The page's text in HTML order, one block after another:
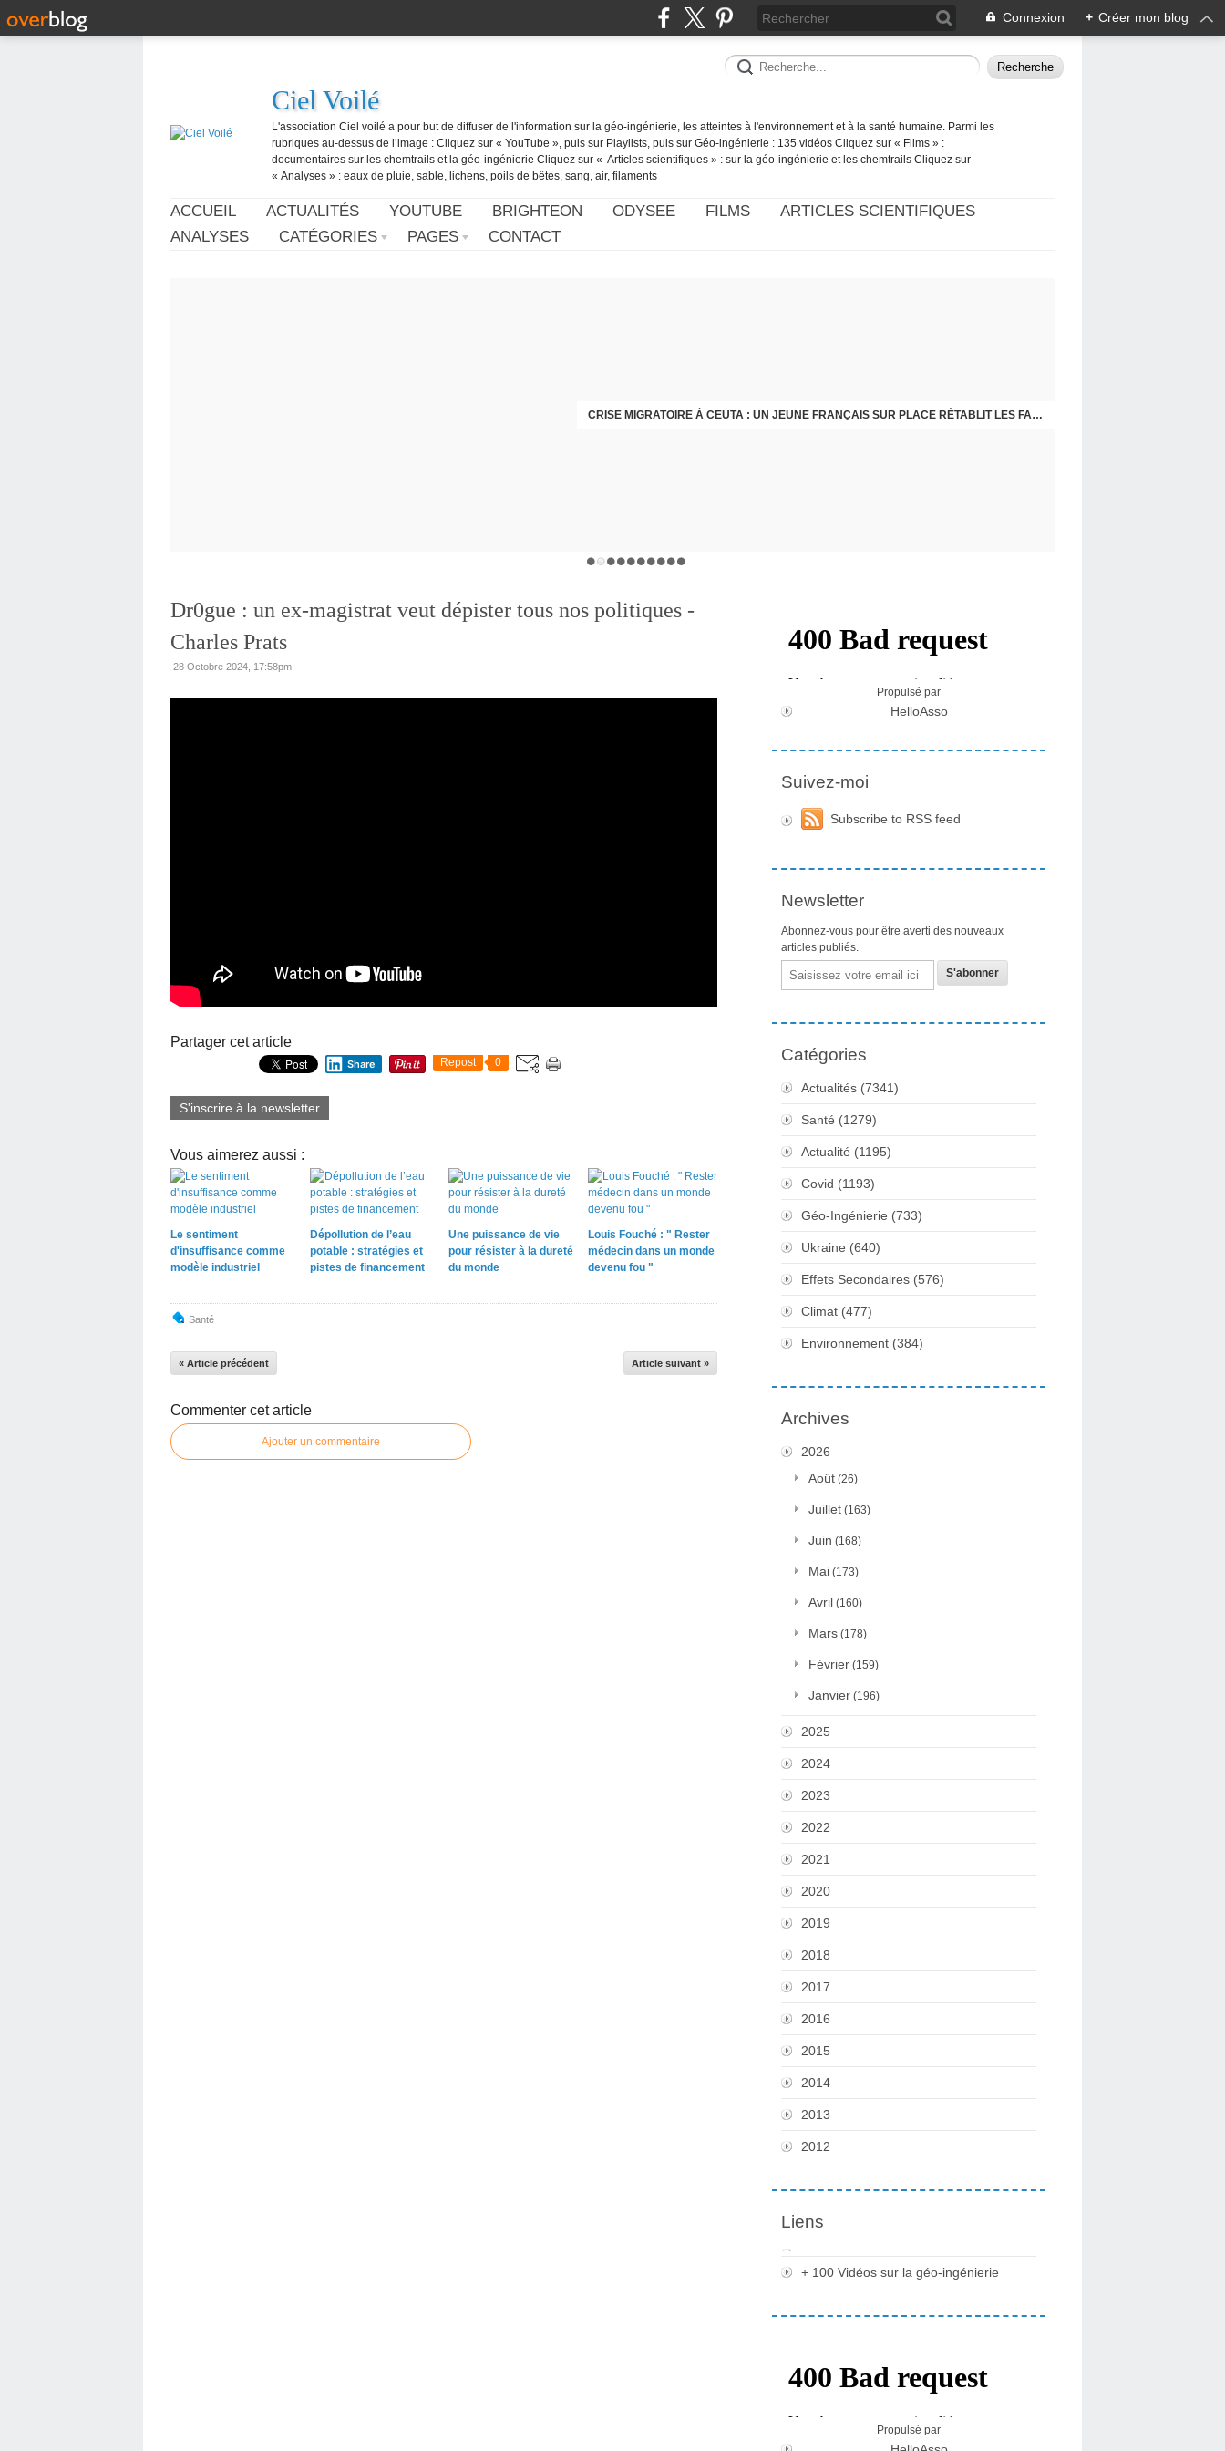
Connexion + Créer mon blog
Ciel Voilé
L'association Ciel voilé a pour but de diffuser de l'information sur la géo-ingénierie, les atteintes à l'environnement et à la santé humaine. Parmi les
rubriques au-dessus de l’image : Cliquez sur « YouTube », puis sur Playlists, puis sur Géo-ingénierie : 135 vidéos Cliquez sur « Films » :
documentaires sur les chemtrails et la géo-ingénierie Cliquez sur « Articles scientifiques » : sur la géo-ingénierie et les chemtrails Cliquez sur
« Analyses » : eaux de pluie, sable, lichens, poils de bêtes, sang, air, filaments
ACCUEIL ACTUALITÉS YOUTUBE BRIGHTEON ODYSEE FILMS
ARTICLES SCIENTIFIQUES
ANALYSES
CATÉGORIES PAGES CONTACT
CRISE MIGRATOIRE À CEUTA : UN JEUNE FRANÇAIS SUR PLACE RÉTABLIT LES FAITS ! - RAPHAËL AYMA
Dr0gue : un ex-magistrat veut dépister tous nos politiques -
Charles Prats
28 Octobre 2024, 17:58pm
Partager cet article
Share Repost 0
S'inscrire à la newsletter
Vous aimerez aussi :
Le sentiment
d'insuffisance comme
modèle industriel
Dépollution de l’eau
potable : stratégies et
pistes de financement
Une puissance de vie
pour résister à la dureté
du monde
Louis Fouché : " Rester
médecin dans un monde
devenu fou "
Santé
« Article précédent Article suivant »
Commenter cet article
Ajouter un commentaire
Propulsé par
HelloAsso
Suivez-moi
Subscribe to RSS feed
Newsletter
Abonnez-vous pour être averti des nouveaux
articles publiés.
Email
Catégories
Actualités (7341)
Santé (1279)
Actualité (1195)
Covid (1193)
Géo-Ingénierie (733)
Ukraine (640)
Effets Secondaires (576)
Climat (477)
Environnement (384)
Archives
2026
Août (26)
Juillet (163)
Juin (168)
Mai (173)
Avril (160)
Mars (178)
Février (159)
Janvier (196)
2025
2024
2023
2022
2021
2020
2019
2018
2017
2016
2015
2014
2013
2012
Liens
+ 100 Vidéos sur la géo-ingénierie
Propulsé par